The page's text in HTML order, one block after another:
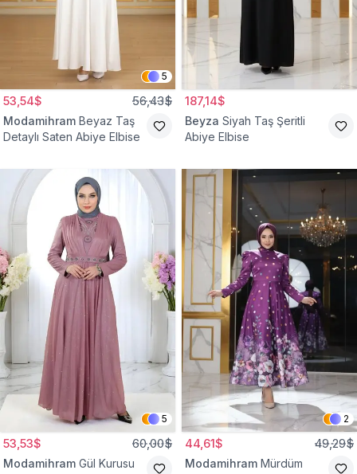
5
53,54$ 56,43$
Modamihram Beyaz Taş
Detaylı Saten Abiye Elbise
187,14$
Beyza Siyah Taş Şeritli
Abiye Elbise
5
53,53$ 60,00$
Modamihram Gül Kurusu
2
44,61$ 49,29$
Modamihram Mürdüm